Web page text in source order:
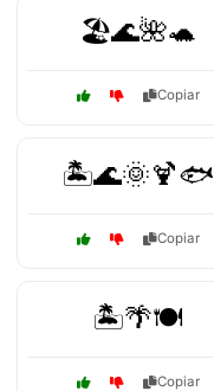
🏖️🌊🌺🐢
Copiar
🏝️🌊🌞🍹🐟
Copiar
🏝️🌴🍽️
Copiar